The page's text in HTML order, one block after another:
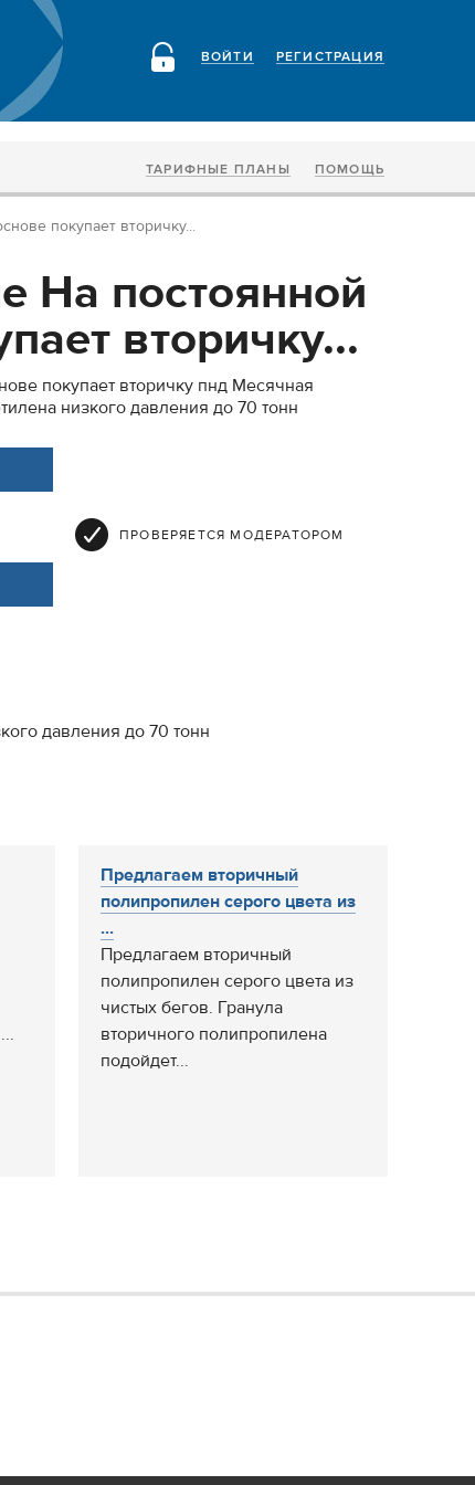
РЕГИСТРАЦИЯ
ВОЙТИ
ТАРИФНЫЕ ПЛАНЫ ПОМОЩЬ
покупает вторичку...
На постоянной
вторичку...
покупает вторичку пнд Месячная
низкого давления до 70 тонн
ПРОВЕРЯЕТСЯ МОДЕРАТОРОМ
давления до 70 тонн
Предлагаем вторичный
полипропилен серого цвета из
...
Предлагаем вторичный
полипропилен серого цвета из
чистых бегов. Гранула
вторичного полипропилена
подойдет...